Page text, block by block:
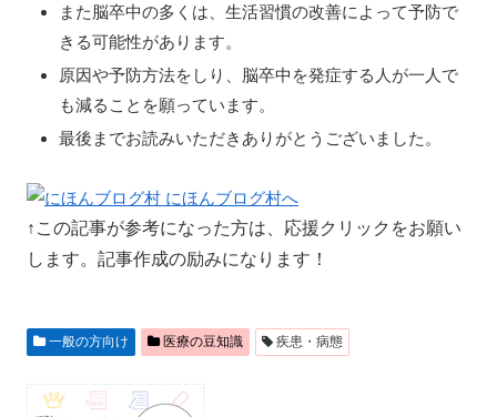
また脳卒中の多くは、生活習慣の改善によって予防で
きる可能性があります。
原因や予防方法をしり、脳卒中を発症する人が一人で
も減ることを願っています。
最後までお読みいただきありがとうございました。
↑この記事が参考になった方は、応援クリックをお願い
します。記事作成の励みになります！
一般の方向け 医療の豆知識 疾患・病態